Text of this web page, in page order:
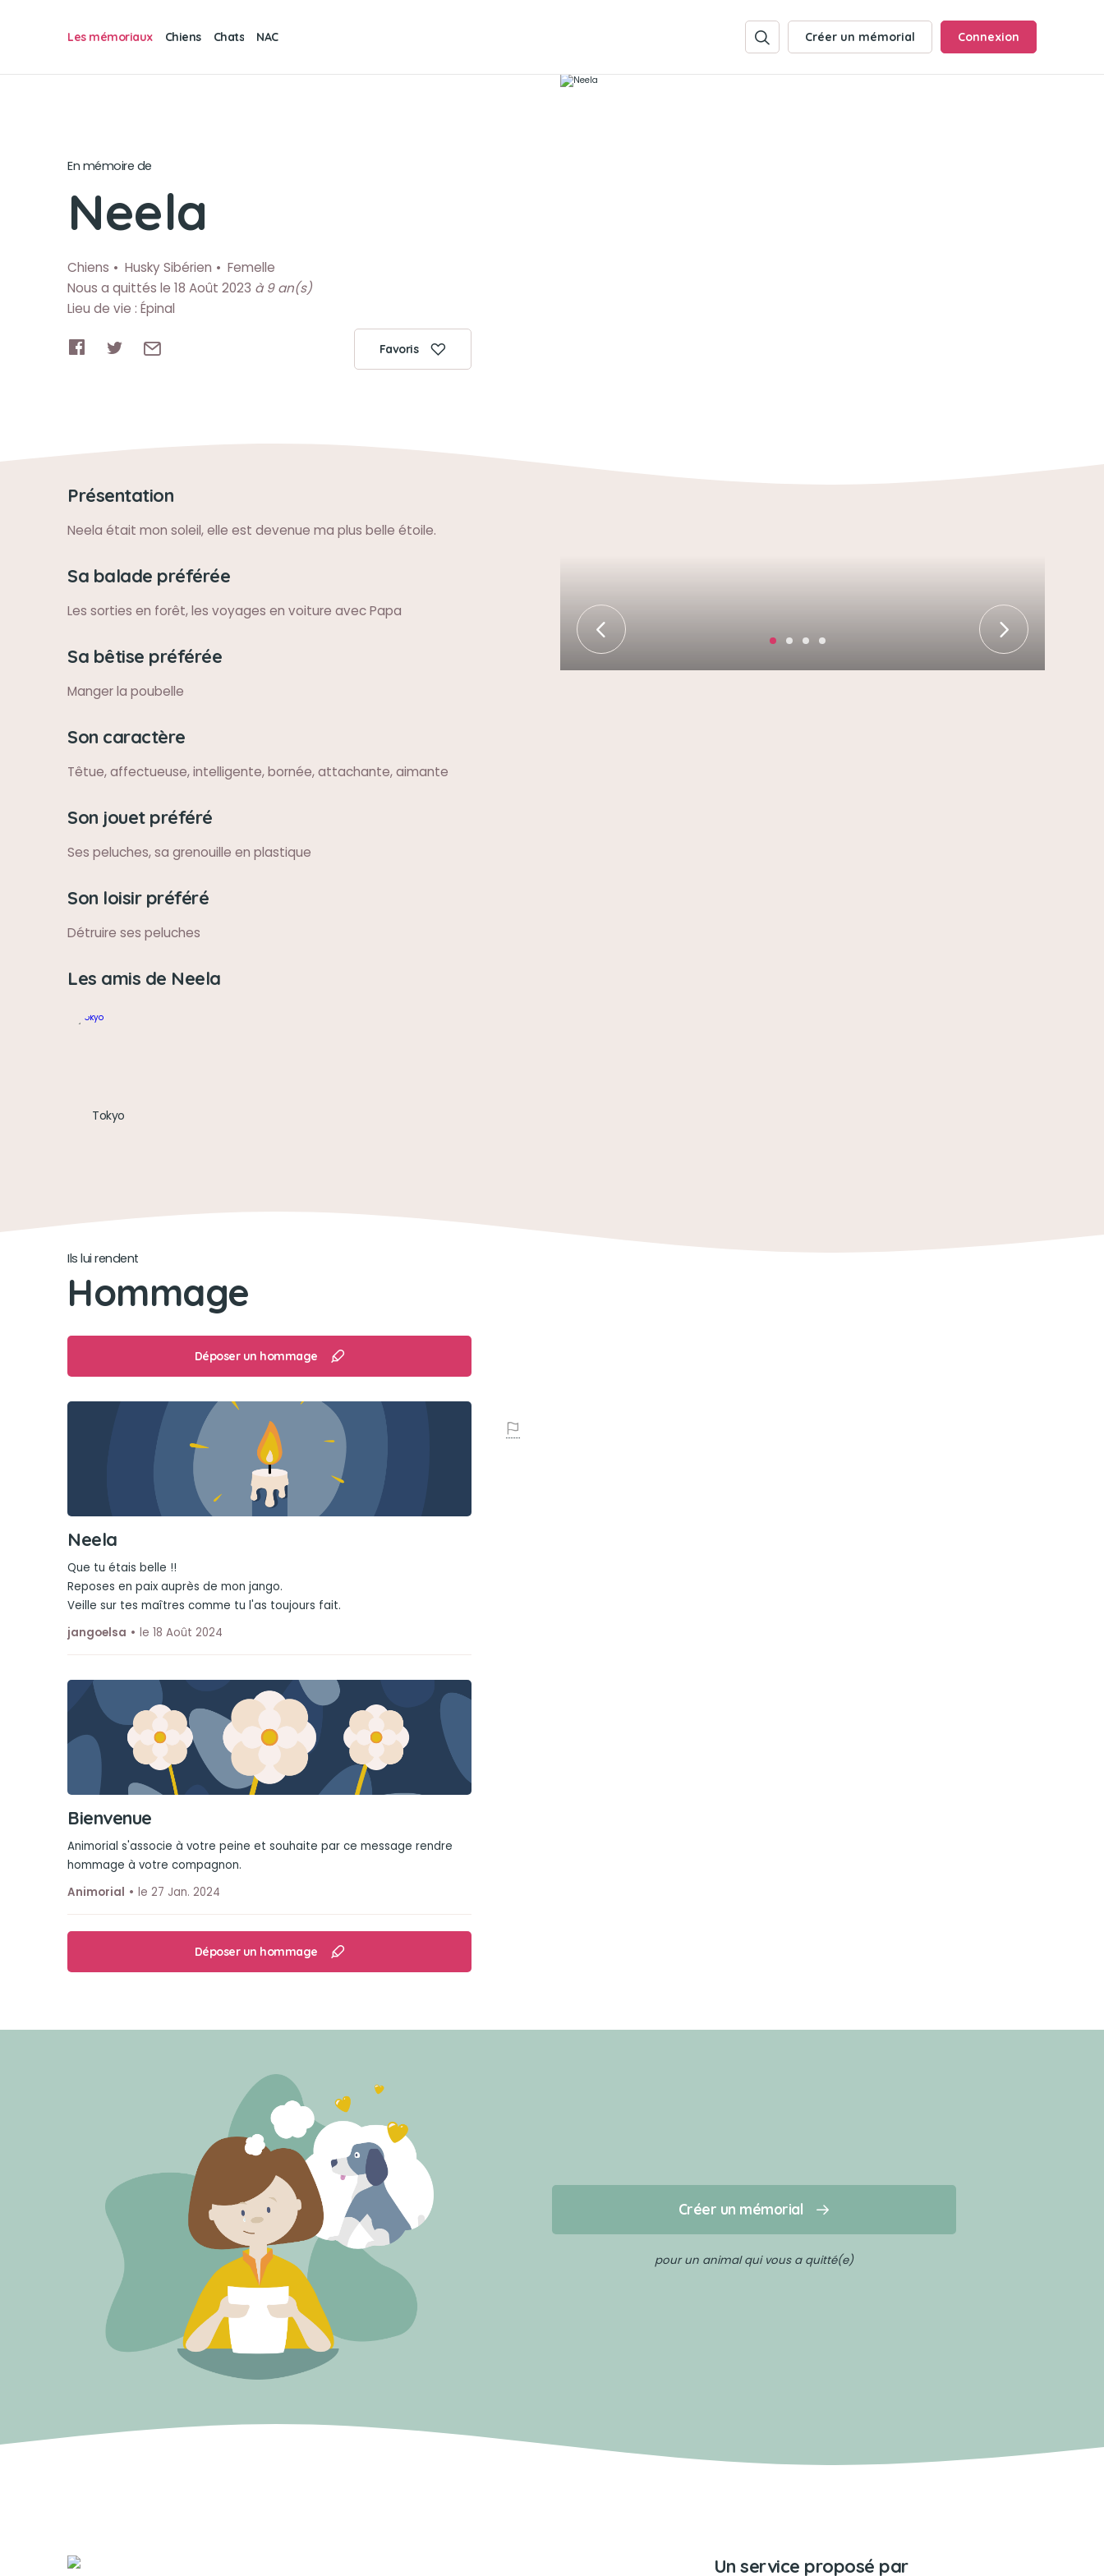
Les mémoriaux Chiens Chats NAC Créer un mémorial Connexion
En mémoire de
Neela
Chiens Husky Sibérien
Femelle
Nous a quittés le 18 Août 2023 à 9 an(s)
Lieu de vie : Épinal
Favoris
Présentation
Neela était mon soleil, elle est devenue ma plus belle étoile.
Sa balade préférée
Les sorties en forêt, les voyages en voiture avec Papa
Sa bêtise préférée
Manger la poubelle
Son caractère
Têtue, affectueuse, intelligente, bornée, attachante, aimante
Son jouet préféré
Ses peluches, sa grenouille en plastique
Son loisir préféré
Détruire ses peluches
Les amis de Neela
Tokyo
Ils lui rendent
Hommage
Déposer un hommage
Neela
Que tu étais belle !!
Reposes en paix auprès de mon jango.
Veille sur tes maîtres comme tu l'as toujours fait.
jangoelsa
le 18 Août 2024
Bienvenue
Animorial s'associe à votre peine et souhaite par ce message rendre
hommage à votre compagnon.
Animorial
le 27 Jan. 2024
Déposer un hommage
Créer un mémorial
pour un animal qui vous a quitté(e)
Un service proposé par